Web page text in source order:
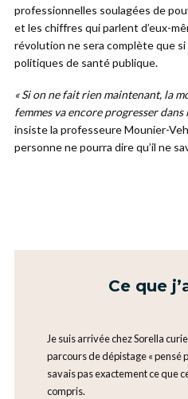
professionnelles soulagées de
et les chiffres qui parlent d’eux-
révolution ne sera complète que
politiques de santé publique.
« Si on ne fait rien maintenant, la
femmes va encore progresser
insiste la professeure Mounier-
personne ne pourra dire qu’il ne
Ce que
Je suis arrivée chez Sorella
parcours de dépistage « pensé
savais pas exactement ce que
compris.